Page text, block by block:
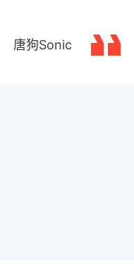
唐狗Sonic